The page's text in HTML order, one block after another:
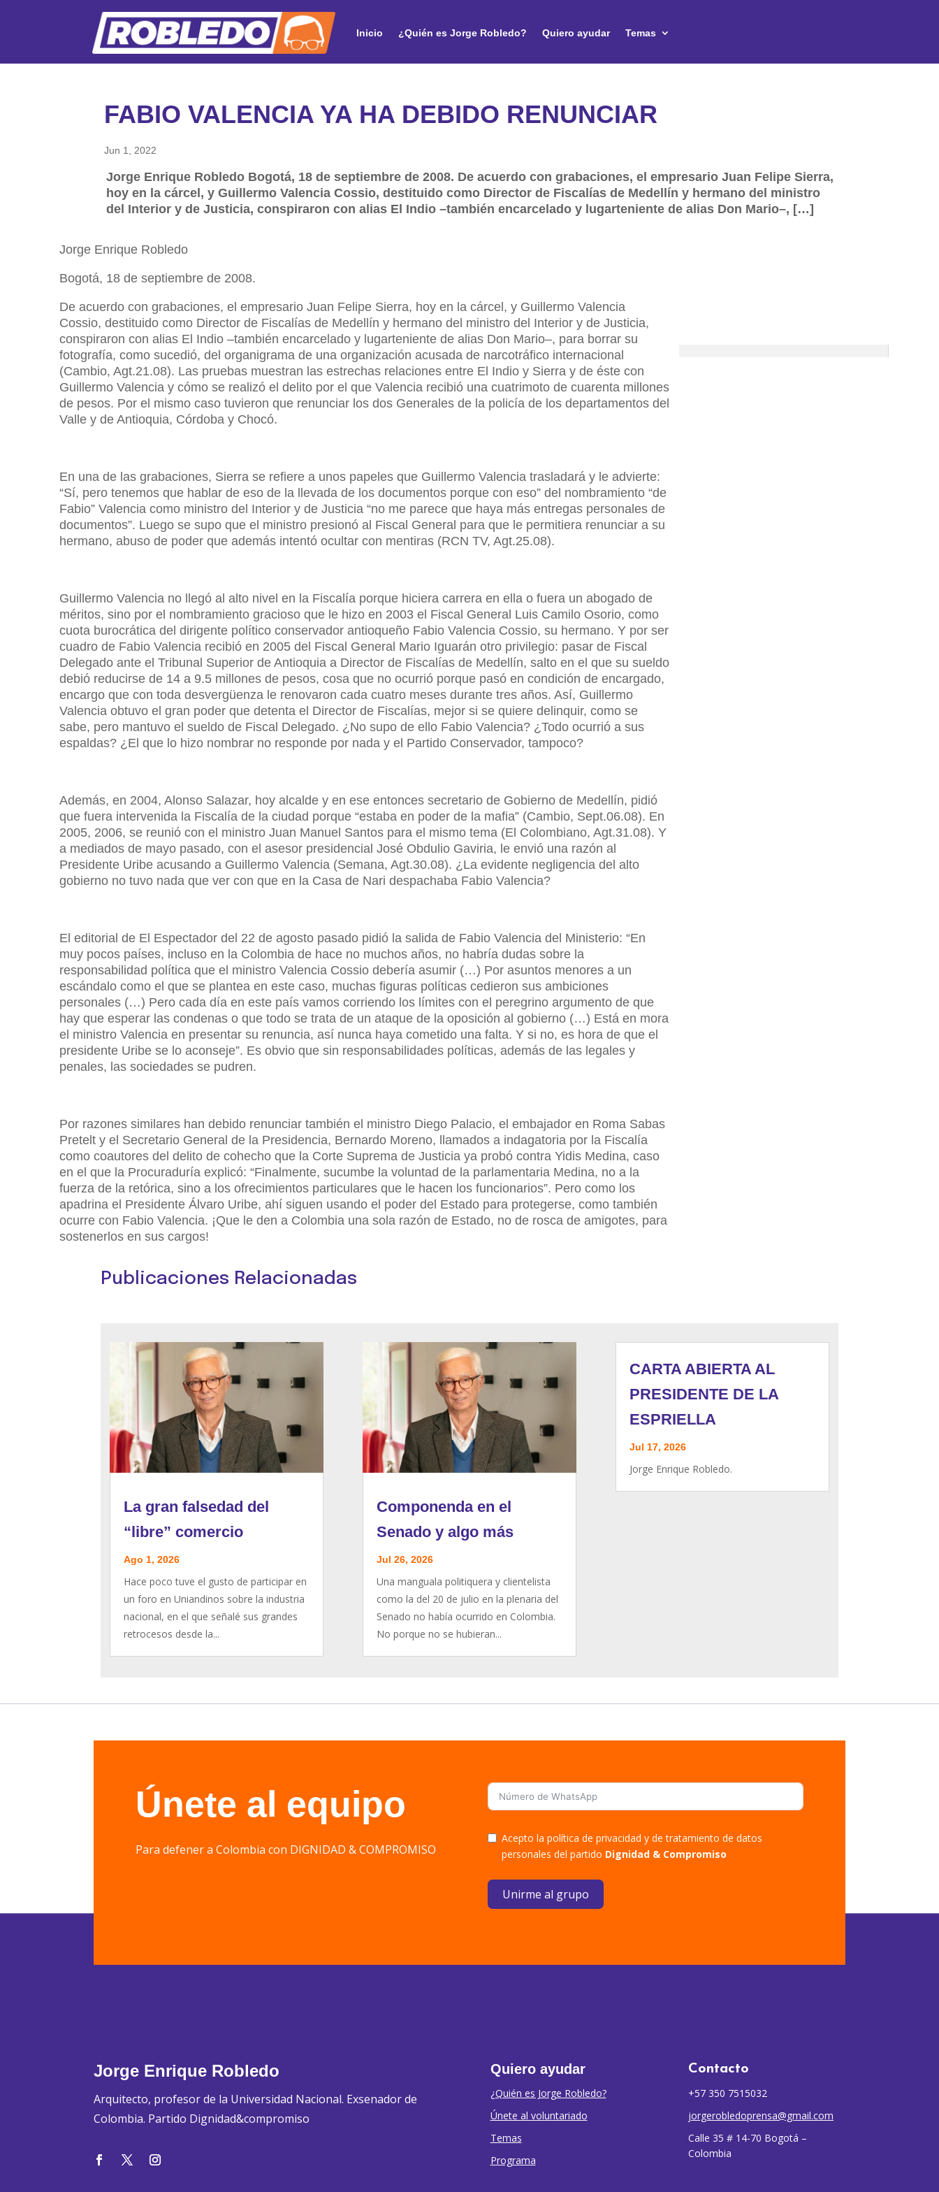
Inicio ¿Quién es Jorge Robledo? Quiero ayudar Temas
FABIO VALENCIA YA HA DEBIDO RENUNCIAR
Jun 1, 2022
Jorge Enrique Robledo Bogotá, 18 de septiembre de 2008. De acuerdo con grabaciones, el empresario Juan Felipe Sierra,
hoy en la cárcel, y Guillermo Valencia Cossio, destituido como Director de Fiscalías de Medellín y hermano del ministro
del Interior y de Justicia, conspiraron con alias El Indio –también encarcelado y lugarteniente de alias Don Mario–, […]
Jorge Enrique Robledo
Bogotá, 18 de septiembre de 2008.
De acuerdo con grabaciones, el empresario Juan Felipe Sierra, hoy en la cárcel, y Guillermo Valencia
Cossio, destituido como Director de Fiscalías de Medellín y hermano del ministro del Interior y de Justicia,
conspiraron con alias El Indio –también encarcelado y lugarteniente de alias Don Mario–, para borrar su
fotografía, como sucedió, del organigrama de una organización acusada de narcotráfico internacional
(Cambio, Agt.21.08). Las pruebas muestran las estrechas relaciones entre El Indio y Sierra y de éste con
Guillermo Valencia y cómo se realizó el delito por el que Valencia recibió una cuatrimoto de cuarenta millones
de pesos. Por el mismo caso tuvieron que renunciar los dos Generales de la policía de los departamentos del
Valle y de Antioquia, Córdoba y Chocó.
En una de las grabaciones, Sierra se refiere a unos papeles que Guillermo Valencia trasladará y le advierte:
“Sí, pero tenemos que hablar de eso de la llevada de los documentos porque con eso” del nombramiento “de
Fabio” Valencia como ministro del Interior y de Justicia “no me parece que haya más entregas personales de
documentos”. Luego se supo que el ministro presionó al Fiscal General para que le permitiera renunciar a su
hermano, abuso de poder que además intentó ocultar con mentiras (RCN TV, Agt.25.08).
Guillermo Valencia no llegó al alto nivel en la Fiscalía porque hiciera carrera en ella o fuera un abogado de
méritos, sino por el nombramiento gracioso que le hizo en 2003 el Fiscal General Luis Camilo Osorio, como
cuota burocrática del dirigente político conservador antioqueño Fabio Valencia Cossio, su hermano. Y por ser
cuadro de Fabio Valencia recibió en 2005 del Fiscal General Mario Iguarán otro privilegio: pasar de Fiscal
Delegado ante el Tribunal Superior de Antioquia a Director de Fiscalías de Medellín, salto en el que su sueldo
debió reducirse de 14 a 9.5 millones de pesos, cosa que no ocurrió porque pasó en condición de encargado,
encargo que con toda desvergüenza le renovaron cada cuatro meses durante tres años. Así, Guillermo
Valencia obtuvo el gran poder que detenta el Director de Fiscalías, mejor si se quiere delinquir, como se
sabe, pero mantuvo el sueldo de Fiscal Delegado. ¿No supo de ello Fabio Valencia? ¿Todo ocurrió a sus
espaldas? ¿El que lo hizo nombrar no responde por nada y el Partido Conservador, tampoco?
Además, en 2004, Alonso Salazar, hoy alcalde y en ese entonces secretario de Gobierno de Medellín, pidió
que fuera intervenida la Fiscalía de la ciudad porque “estaba en poder de la mafia” (Cambio, Sept.06.08). En
2005, 2006, se reunió con el ministro Juan Manuel Santos para el mismo tema (El Colombiano, Agt.31.08). Y
a mediados de mayo pasado, con el asesor presidencial José Obdulio Gaviria, le envió una razón al
Presidente Uribe acusando a Guillermo Valencia (Semana, Agt.30.08). ¿La evidente negligencia del alto
gobierno no tuvo nada que ver con que en la Casa de Nari despachaba Fabio Valencia?
El editorial de El Espectador del 22 de agosto pasado pidió la salida de Fabio Valencia del Ministerio: “En
muy pocos países, incluso en la Colombia de hace no muchos años, no habría dudas sobre la
responsabilidad política que el ministro Valencia Cossio debería asumir (…) Por asuntos menores a un
escándalo como el que se plantea en este caso, muchas figuras políticas cedieron sus ambiciones
personales (…) Pero cada día en este país vamos corriendo los límites con el peregrino argumento de que
hay que esperar las condenas o que todo se trata de un ataque de la oposición al gobierno (…) Está en mora
el ministro Valencia en presentar su renuncia, así nunca haya cometido una falta. Y si no, es hora de que el
presidente Uribe se lo aconseje”. Es obvio que sin responsabilidades políticas, además de las legales y
penales, las sociedades se pudren.
Por razones similares han debido renunciar también el ministro Diego Palacio, el embajador en Roma Sabas
Pretelt y el Secretario General de la Presidencia, Bernardo Moreno, llamados a indagatoria por la Fiscalía
como coautores del delito de cohecho que la Corte Suprema de Justicia ya probó contra Yidis Medina, caso
en el que la Procuraduría explicó: “Finalmente, sucumbe la voluntad de la parlamentaria Medina, no a la
fuerza de la retórica, sino a los ofrecimientos particulares que le hacen los funcionarios”. Pero como los
apadrina el Presidente Álvaro Uribe, ahí siguen usando el poder del Estado para protegerse, como también
ocurre con Fabio Valencia. ¡Que le den a Colombia una sola razón de Estado, no de rosca de amigotes, para
sostenerlos en sus cargos!
Publicaciones Relacionadas
La gran falsedad del
“libre” comercio
Ago 1, 2026
Hace poco tuve el gusto de participar en
un foro en Uniandinos sobre la industria
nacional, en el que señalé sus grandes
retrocesos desde la...
Componenda en el
Senado y algo más
Jul 26, 2026
Una manguala politiquera y clientelista
como la del 20 de julio en la plenaria del
Senado no había ocurrido en Colombia.
No porque no se hubieran...
CARTA ABIERTA AL
PRESIDENTE DE LA
ESPRIELLA
Jul 17, 2026
Jorge Enrique Robledo.
Únete al equipo
Para defener a Colombia con DIGNIDAD & COMPROMISO
Acepto la política de privacidad y de tratamiento de datos
personales del partido Dignidad & Compromiso
Unirme al grupo
Jorge Enrique Robledo
Arquitecto, profesor de la Universidad Nacional. Exsenador de
Colombia. Partido Dignidad&compromiso
Quiero ayudar
¿Quién es Jorge Robledo?
Únete al voluntariado
Temas
Programa
Contacto
+57 350 7515032
jorgerobledoprensa@gmail.com
Calle 35 # 14-70 Bogotá –
Colombia